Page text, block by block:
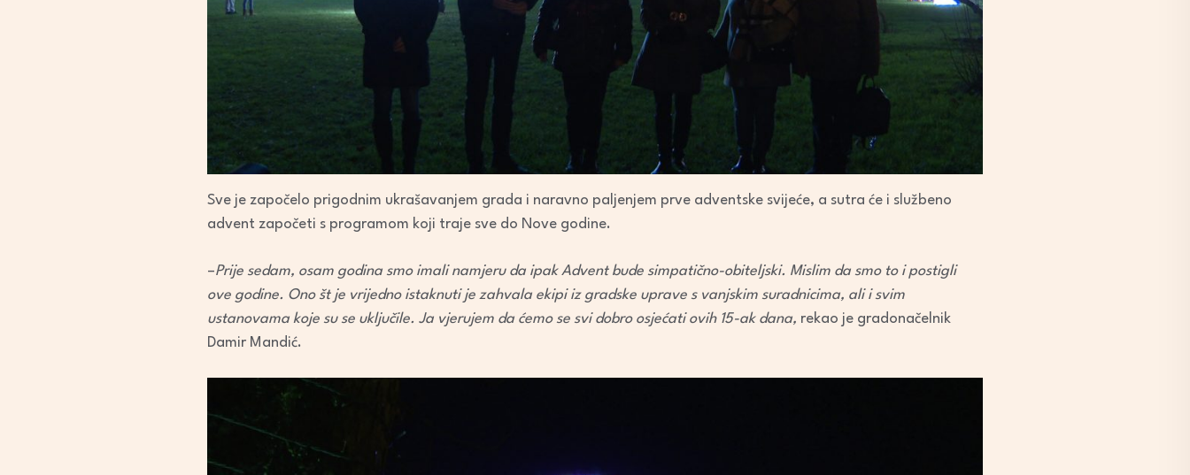
Sve je započelo prigodnim ukrašavanjem grada i naravno paljenjem prve adventske svijeće, a sutra će i službeno
advent započeti s programom koji traje sve do Nove godine.
–Prije sedam, osam godina smo imali namjeru da ipak Advent bude simpatično-obiteljski. Mislim da smo to i postigli
ove godine. Ono št je vrijedno istaknuti je zahvala ekipi iz gradske uprave s vanjskim suradnicima, ali i svim
ustanovama koje su se uključile. Ja vjerujem da ćemo se svi dobro osjećati ovih 15-ak dana, rekao je gradonačelnik
Damir Mandić.